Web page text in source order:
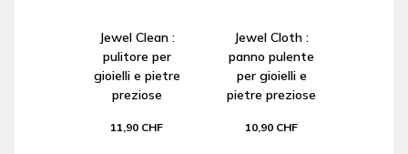
Jewel Clean :
pulitore per
gioielli e pietre
preziose
11,90 CHF
Jewel Cloth :
panno pulente
per gioielli e
pietre preziose
10,90 CHF